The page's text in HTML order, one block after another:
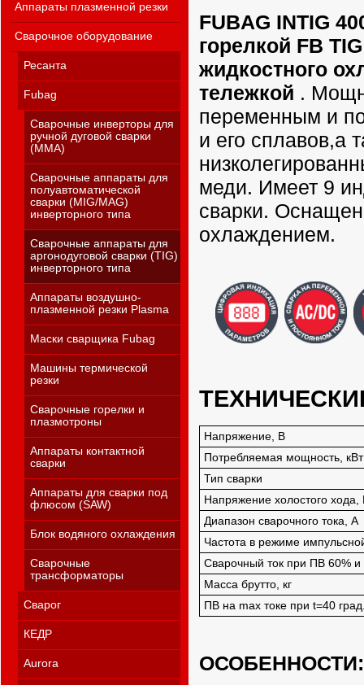
Аппараты плазменной резки
Сварочное оборудование
Ресанта
Fubag
Сварочные инверторы для
ручной дуговой сварки
(MMA)
Сварочные аппараты для
полуавтоматической
сварки (MIG/MAG)
инверторного типа
Сварочные аппараты для
аргонодуговой сварки (TIG)
инверторного типа
Аппараты воздушно-
плазменной резки Plasma
Маски сварщика Fubag
Машины термической
резки
Сварочные горелки и
плазмотроны
Аппараты контактной
сварки
Аппараты для сварки под
флюсом (SAW)
Блок водяного охлаждения
Сварочные
трансформаторы
Сварог
КЕДР
Aurora
FUBAG INTIG
горелкой FB
жидкостного
тележкой .
переменным и
и его сплавов,а
меди. Имеет 9
сварки.
охлаждением.
Напряжение, В
Потребляемая мощность, кВт
Тип сварки
Напряжение холостого хода,
Диапазон сварочного тока, А
Частота в режиме
Сварочный ток при ПВ 60% и
Масса брутто, кг
ПВ на max токе при t=40
ОСОБЕННОСТИ: